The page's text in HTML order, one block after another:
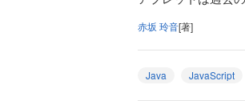
赤坂 玲音[著]
Java JavaScript